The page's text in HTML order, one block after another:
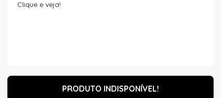
Clique e veja!
PRODUTO INDISPONÍVEL!